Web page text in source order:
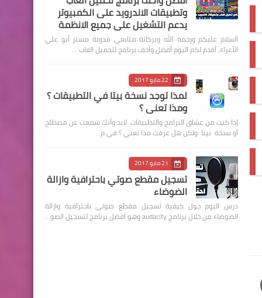
وتطبيقات الاندرويد على الكمبيوتر
يدعم التشغيل على جميع الانظمة
السلام عليكم ورحمة الله وبركاتة متابعي مدونة مستر أبو علي
الأعزاء، أقدم لكم اليوم أفضل وأخف برنامج لتحميل العاب …
22 مايو 2017
لمذا توجد نسخة بيتا في التطبيقات ؟
ومذا تعني ؟
إذا كنت من عشاق البرامج والتطبيقات لابد وأنك سمعت عن مصطلح
أو نسخة بيتا ولكن هل عرفت مذا تعني ؟ في م…
21 مايو 2017
تسجيل مقطع صوتي باحترافية وازالة
الضوضاء
درس اليوم حول كيفية تسجيل مقطع صوتي باحترافية وازالة
الضوضاء من خلال برنامج audacity وهو افضل برنامج لتسجيل الصو…